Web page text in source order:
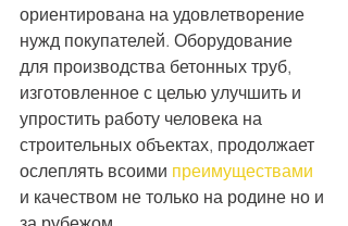
ориентирована на удовлетворение
нужд покупателей. Оборудование
для производства бетонных труб,
изготовленное с целью улучшить и
упростить работу человека на
строительных объектах, продолжает
ослеплять всоими преимуществами
и качеством не только на родине но и